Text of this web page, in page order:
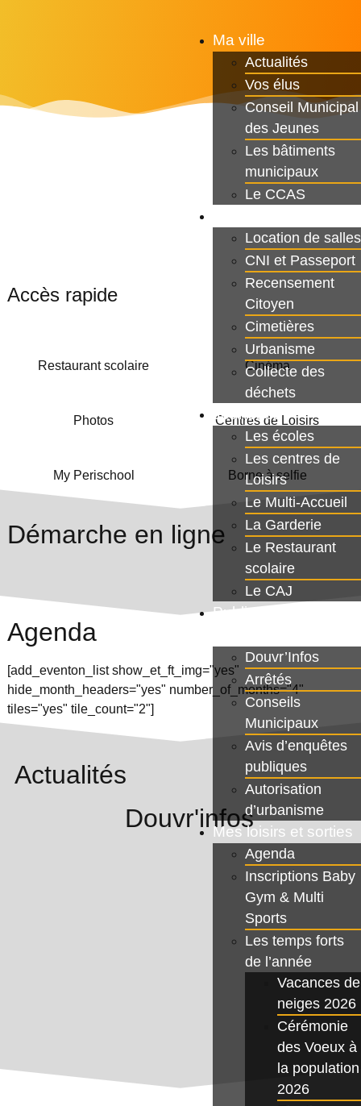
Ma ville
Actualités
Vos élus
Conseil Municipal
des Jeunes
Les bâtiments
municipaux
Le CCAS
Location de salles
CNI et Passeport
Recensement
Citoyen
Cimetières
Urbanisme
Collecte des
déchets
Jeunesse
Les écoles
Les centres de
Loisirs
Le Multi-Accueil
La Garderie
Le Restaurant
scolaire
Le CAJ
Publications
Douvr’Infos
Arrêtés
Conseils
Municipaux
Avis d’enquêtes
publiques
Autorisation
d’urbanisme
Mes loisirs et sorties
Agenda
Inscriptions Baby
Gym & Multi
Sports
Les temps forts
de l’année
Vacances de
neiges 2026
Cérémonie
des Voeux à
la population
2026
Accès rapide
Restaurant scolaire Cinéma
Photos Centres de Loisirs
My Perischool Borne à selfie
Démarche en ligne
Agenda
[add_eventon_list show_et_ft_img="yes"
hide_month_headers="yes" number_of_months="4"
tiles="yes" tile_count="2"]
Actualités
Douvr'infos